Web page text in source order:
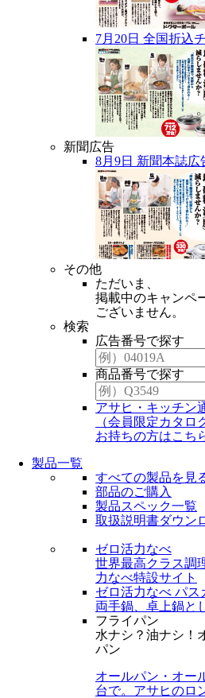
7月20日 全国折込
新聞広告
8月9日 新聞本誌広
その他
ただいま、
掲載中のキャンペ
ございません。
検索
広告番号で探す
商品番号で探す
アサヒ・キッチン
（会員限定カタロ
お持ちの方はこち
製品一覧
すべての製品を見
部品のご購入
製品スペック一覧
取扱説明書ダウン
ゼロ活力なべ
世界最高クラス調
力なべ特設サイト
ゼロ活力なべ パス
両手鍋、卓上鍋と
フライパン
水ナシ？油ナシ！
パン
オールパン・オー
台で。アサヒのロ